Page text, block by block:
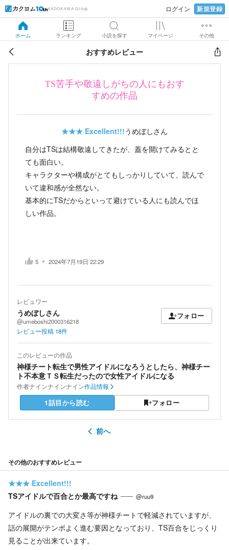
KADOKAWA Group ログイン 新規登録
ホーム ランキング 小説を探す マイページ その他
おすすめレビュー
TS苦手や敬遠しがちの人にもおす
すめの作品
★★★ Excellent!!!うめぼしさん
自分はTSは結構敬遠してきたが、蓋を開けてみるとと
ても面白い。
キャラクターや構成がとてもしっかりしていて、読んで
いて違和感が全然ない。
基本的にTSだからといって避けている人にも読んでほ
しい作品。
5 2024年7月19日 22:29
レビュワー
うめぼしさん
@umeboshi2000316218
フォロー
レビュー投稿 18件
このレビューの作品
神様チート転生で男性アイドルになろうとしたら、神様チー
ト不本意ＴＳ転生だったので女性アイドルになる
作者ナインナインナイン作品情報
1話目から読む フォロー
前へ
その他のおすすめレビュー
★★★ Excellent!!!
TSアイドルで百合とか最高ですね
@ruu9
アイドルの裏での大変さ等が神様チートで軽減されていますが、
話の展開がテンポよく進む要因となっており、TS百合をじっくり
見ることが出来ています。